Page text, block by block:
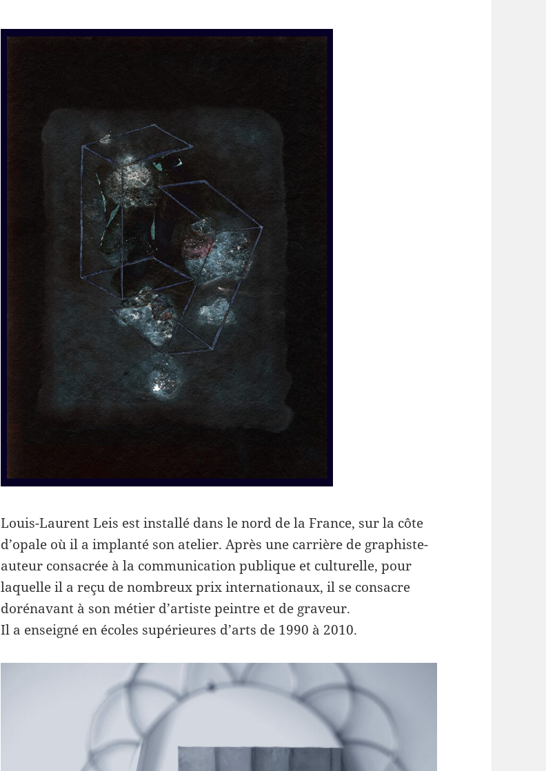
Louis-Laurent Leis est installé dans le nord de la France, sur la côte
d’opale où il a implanté son atelier. Après une carrière de graphiste-
auteur consacrée à la communication publique et culturelle, pour
laquelle il a reçu de nombreux prix internationaux, il se consacre
dorénavant à son métier d’artiste peintre et de graveur.
Il a enseigné en écoles supérieures d’arts de 1990 à 2010.